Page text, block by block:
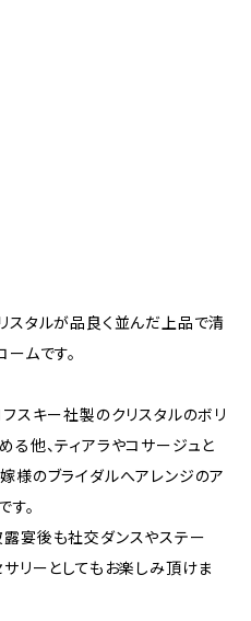
スタルが品良く並んだ上品で清
ムです。
スキー社製のクリスタルのボリ
他、ティアラやコサージュと
様のブライダルへアレンジのア
す。
宴後も社交ダンスやステー
リーとしてもお楽しみ頂けま